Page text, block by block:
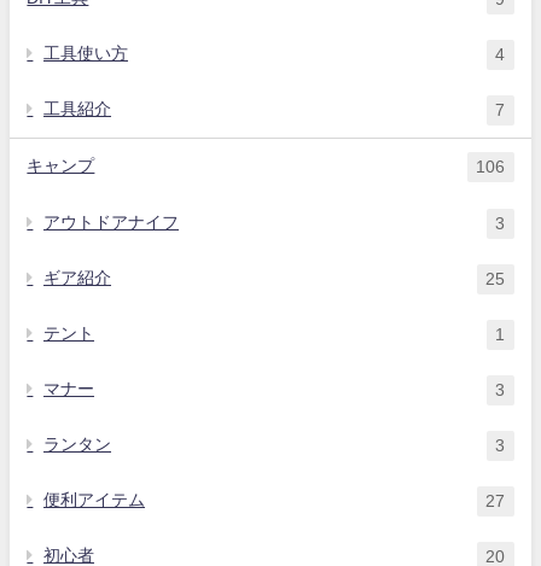
工具使い方 4
工具紹介 7
キャンプ 106
アウトドアナイフ 3
ギア紹介 25
テント 1
マナー 3
ランタン 3
便利アイテム 27
初心者 20